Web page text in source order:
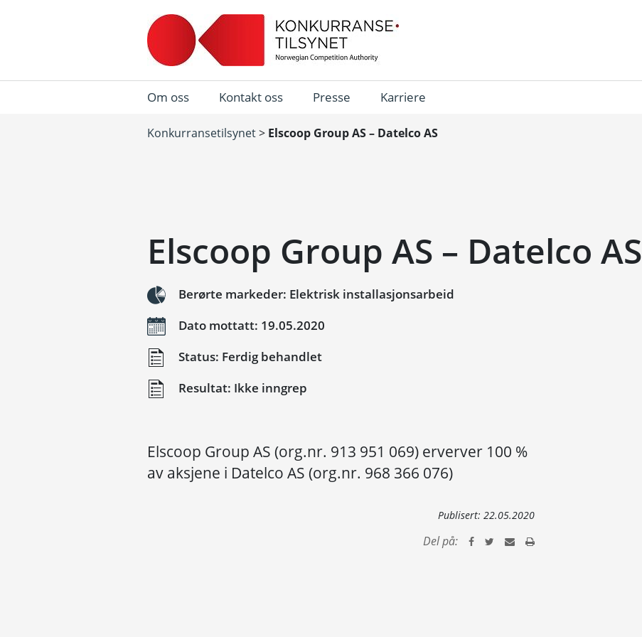
Om oss Kontakt oss Presse Karriere
Konkurransetilsynet> Elscoop Group AS – Datelco AS
Elscoop Group AS – Datelco AS
Berørte markeder: Elektrisk installasjonsarbeid
Dato mottatt: 19.05.2020
Status: Ferdig behandlet
Resultat: Ikke inngrep
Elscoop Group AS (org.nr. 913 951 069) erverver 100 %
av aksjene i Datelco AS (org.nr. 968 366 076)
Publisert: 22.05.2020
Del på: